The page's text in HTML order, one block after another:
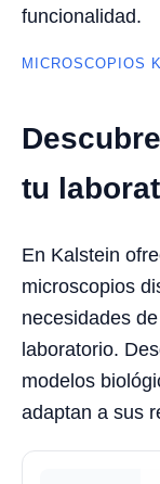
funcionalidad.
MICROSCOPIOS
tu
En Kalstein
microscopios
necesidades
laboratorio.
modelos
adaptan a sus